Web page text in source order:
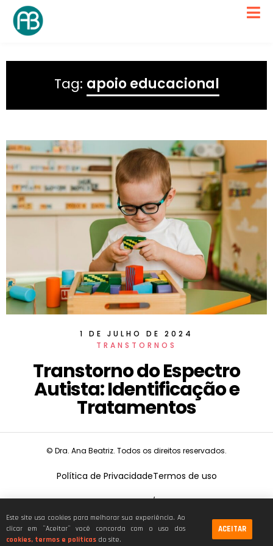
Tag: apoio educacional
1 DE JULHO DE 2024
TRANSTORNOS
Transtorno do Espectro
Autista: Identificação e
Tratamentos
© Dra. Ana Beatriz. Todos os direitos reservados.
Política de PrivacidadeTermos de uso
CNPJ:19.675.026/0001-68
Este site usa cookies para melhorar sua experiência. Ao
clicar em ¨Aceitar¨ você concorda com o uso dos
cookies, termos e políticas do site.
ACEITAR